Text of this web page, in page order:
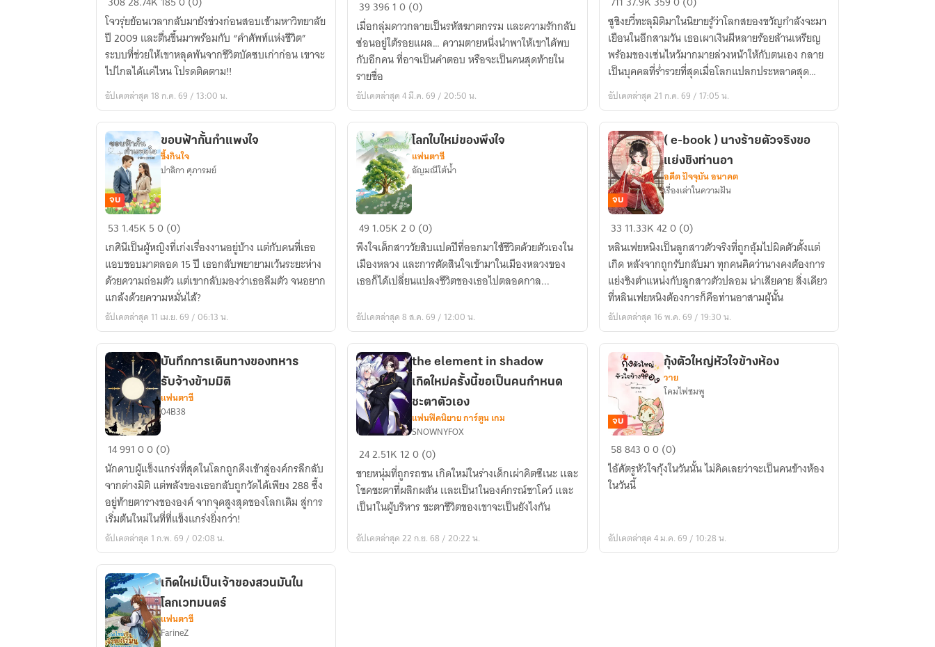
แล้ว)
เกิด
ใหม่
ในปี
2009
:
ระบบ
ขั้น
เทพ
โจวรุ่ยย้อนเวลากลับมายังช่วงก่อนสอบเข้ามหาวิทยาลัย
ปี 2009 และตื่นขึ้นมาพร้อมกับ “คำศัพท์แห่งชีวิต”
ระบบที่ช่วยให้เขาหลุดพ้นจากชีวิตบัดซบเก่าก่อน เขาจะ
ไปไกลได้แค่ไหน โปรดติดตาม!!
อัปเดตล่าสุด 18 ก.ค. 69 / 13:00 น.
ฟรี
ถึง4กค68]
สิง
หา(กันยา)วาโย
|
Where
the
stars
hide
secrets
39 3961 0 (0)
เมื่อกลุ่มดาวกลายเป็นรหัสฆาตกรรม และความรักกลับ
ซ่อนอยู่ใต้รอยแผล… ความตายหนึ่งนำพาให้เขาได้พบ
กับอีกคน ที่อาจเป็นคำตอบ หรือจะเป็นคนสุดท้ายใน
รายชื่อ
อัปเดตล่าสุด 4 มี.ค. 69 / 20:50 น.
แปลกๆ
ยินดี
ต้อนรับ
สู่
บ้าน
แสนสุข
[จบ]
ซูชิงยวี๋ทะลุมิติมาในนิยายรู้ว่าโลกสยองขวัญกำลังจะมา
เยือนในอีกสามวัน เธอเผาเงินผีหลายร้อยล้านเหรียญ
พร้อมของเซ่นไหว้มากมายล่วงหน้าให้กับตนเอง กลาย
เป็นบุคคลที่ร่ำรวยที่สุดเมื่อโลกแปลกประหลาดสุด
สยองมาถึง
อัปเดตล่าสุด 21 ก.ค. 69 / 17:05 น.
ขอบ
ฟ้า
กั้น
กำแพง
ใจ
จบ
ขอบฟ้ากั้นกำแพงใจ
ซึ้งกินใจ
ปาลิกา ศุภารมย์
53 1.45K 50 (0)
เกศินีเป็นผู้หญิงที่เก่งเรื่องงานอยู่บ้าง แต่กับคนที่เธอ
แอบชอบมาตลอด 15 ปี เธอกลับพยายามเว้นระยะห่าง
ด้วยความถ่อมตัว แต่เขากลับมองว่าเธอลืมตัว จนอยาก
แกล้งด้วยความหมั่นไส้?
อัปเดตล่าสุด 11 เม.ย. 69 / 06:13 น.
โลก
ใบ
ใหม่
ของ
พึงใจ
โลกใบใหม่ของพึงใจ
แฟนตาซี
อัญมณีใต้น้ำ
49 1.05K 2 0 (0)
พึงใจเด็กสาววัยสิบแปดปีที่ออกมาใช้ชีวิตด้วยตัวเองใน
เมืองหลวง และการตัดสินใจเข้ามาในเมืองหลวงของ
เธอก็ได้เปลี่ยนแปลงชีวิตของเธอไปตลอดกาล...
อัปเดตล่าสุด 8 ส.ค. 69 / 12:00 น.
e-
book
)
นาง
ร้าย
ตัว
จริง
ขอ
แย่ง
ท่าน
อา
จบ
( e-book ) นางร้ายตัวจริงขอ
แย่งชิงท่านอา
อดีต ปัจจุบัน อนาคต
เรื่องเล่าในความฝัน
33 11.33K420 (0)
หลินเฟยหนิงเป็นลูกสาวตัวจริงที่ถูกอุ้มไปผิดตัวตั้งแต่
เกิด หลังจากถูกรับกลับมา ทุกคนคิดว่านางคงต้องการ
แย่งชิงตำแหน่งกับลูกสาวตัวปลอม น่าเสียดาย สิ่งเดียว
ที่หลินเฟยหนิงต้องการก็คือท่านอาสามผู้นั้น
อัปเดตล่าสุด 16 พ.ค. 69 / 19:30 น.
บันทึก
การ
เดิน
ทาง
ของ
ทหาร
รับจ้าง
ข้าม
มิติ
บันทึกการเดินทางของทหาร
รับจ้างข้ามมิติ
แฟนตาซี
04B38
1499100 (0)
นักดาบผู้แข็งแกร่งที่สุดในโลกถูกดึงเข้าสู่องค์กรลึกลับ
จากต่างมิติ แต่พลังของเธอกลับถูกวัดได้เพียง 288 ซึ้ง
อยู่ท้ายตารางขององค์ จากจุดสูงสุดของโลกเดิม สู่การ
เริ่มต้นใหม่ในที่ที่แข็งแกร่งยิ่งกว่า!
อัปเดตล่าสุด 1 ก.พ. 69 / 02:08 น.
element
in
shadow
เกิด
ครั้ง
the element in shadow
เกิดใหม่ครั้งนี้ขอเป็นคนกำหนด
ชะตาตัวเอง
แฟนฟิคนิยาย การ์ตูน เกม
SNOWNYFOX
242.51K 12 0 (0)
ชายหนุ่มที่ถูกรถชน เกิดใหม่ในร่างเด็กเผ่าคิตซึเนะ เเละ
โชคชะตาที่ผลิกผลัน เเละเป็น1ในองค์กรณ์ชาโดว์ เเละ
เป็น1ในผู้บริหาร ชะตาชีวิตของเขาจะเป็นยังไงกัน
อัปเดตล่าสุด 22 ก.ย. 68 / 20:22 น.
กุ้ง
ตัว
ใหญ่
หัวใจ
จบ
กุ้งตัวใหญ่หัวใจข้างห้อง
วาย
โคมไฟชมพู
5884300 (0)
ไอ้ศัตรูหัวใจกุ้งในวันนั้น ไม่คิดเลยว่าจะเป็นคนข้างห้อง
ในวันนี้
อัปเดตล่าสุด 4 ม.ค. 69 / 10:28 น.
เกิดใหม่เป็นเจ้าของสวนมันใน
โลกเวทมนตร์
แฟนตาซี
FarineZ